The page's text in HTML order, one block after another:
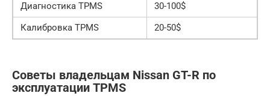
Диагностика TPMS
30-100$
Калибровка TPMS
20-50$
Советы владельцам Nissan GT-R по
эксплуатации TPMS